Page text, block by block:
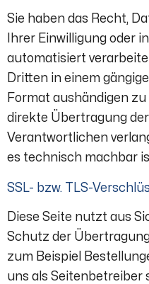
Sie haben das Recht,
Ihrer Einwilligung oder
automatisiert
Dritten in einem
Format aushändigen zu
direkte Übertragung
Verantwortlichen
es technisch machbar
SSL- bzw. TLS-
Diese Seite nutzt aus
Schutz der
zum Beispiel
uns als Seitenbetreiber